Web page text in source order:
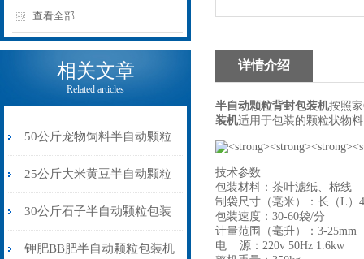
查看全部
相关文章
Related articles
50公斤宠物饲料半自动颗粒
包装机配缝包机
25公斤大米黄豆半自动颗粒
包装机配缝包机
30公斤石子半自动颗粒包装
机皮带输送式
钾肥BB肥半自动颗粒包装机
详情介绍
半自动颗粒背封包装机按照
装机适用于包装的颗粒状物
技术参数
包装材料：茶叶滤纸、棉线
制袋尺寸（毫米）：长（L）
包装速度：30-60袋/分
计量范围（毫升）：3-25mm
电 源：220v 50Hz 1.6kw